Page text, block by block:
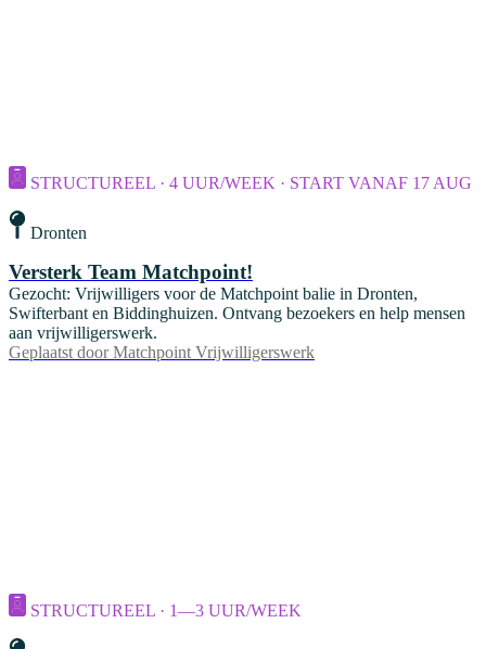
STRUCTUREEL · 4 UUR/WEEK · START VANAF 17 AUG
Dronten
Versterk Team Matchpoint!
Gezocht: Vrijwilligers voor de Matchpoint balie in Dronten,
Swifterbant en Biddinghuizen. Ontvang bezoekers en help mensen
aan vrijwilligerswerk.
Geplaatst door Matchpoint Vrijwilligerswerk
STRUCTUREEL · 1—3 UUR/WEEK